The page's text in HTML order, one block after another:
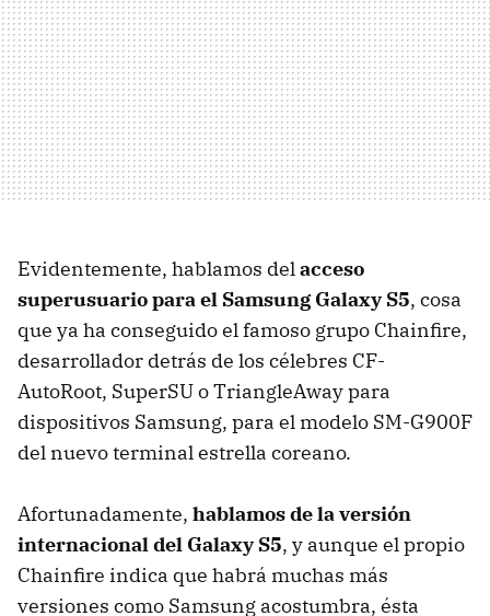
Evidentemente, hablamos delacceso
superusuario para el Samsung Galaxy S5, cosa
que ya ha conseguido el famoso grupo Chainfire,
desarrollador detrás de los célebres CF-
AutoRoot, SuperSU o TriangleAway para
dispositivos Samsung, para el modelo SM-G900F
del nuevo terminal estrella coreano.
Afortunadamente, hablamos de la versión
internacional del Galaxy S5, y aunque el propio
Chainfire indica que habrá muchas más
versiones como Samsung acostumbra, ésta